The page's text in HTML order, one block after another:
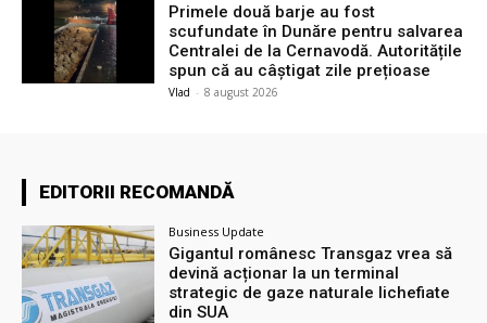
Primele două barje au fost
scufundate în Dunăre pentru salvarea
Centralei de la Cernavodă. Autoritățile
spun că au câștigat zile prețioase
Vlad - 8 august 2026
EDITORII RECOMANDĂ
Business Update
Gigantul românesc Transgaz vrea să
devină acționar la un terminal
strategic de gaze naturale lichefiate
din SUA